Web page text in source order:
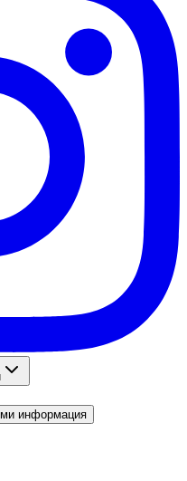
информация